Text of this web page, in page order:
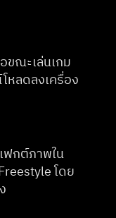
ขณะเล่นเกม
หลดลงเครื่อง
ฟกต์ภาพใน
โดย